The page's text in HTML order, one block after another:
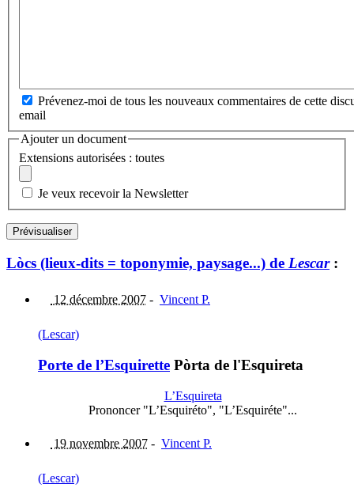
Prévenez-moi de tous les nouveaux commentaires de cette
email
Ajouter un document
Extensions autorisées : toutes
Je veux recevoir la Newsletter
Lòcs (lieux-dits = toponymie, paysage...) de Lescar:
12 décembre 2007 - Vincent P.
(Lescar)
Porte de l’Esquirette Pòrta de l'Esquireta
L’Esquireta
Prononcer "L’Esquiréto", "L’Esquiréte"...
19 novembre 2007 - Vincent P.
(Lescar)